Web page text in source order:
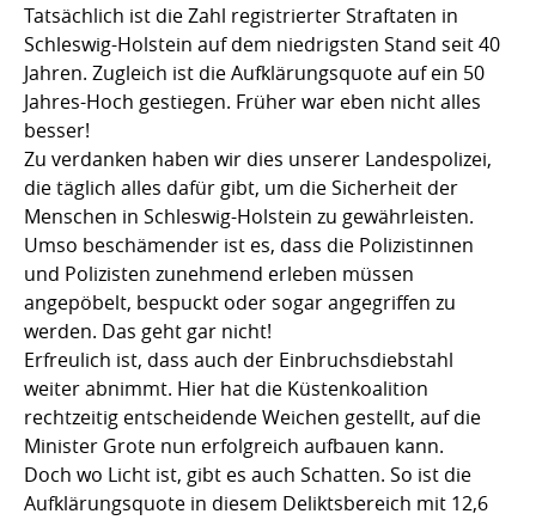
Tatsächlich ist die Zahl registrierter Straftaten in
Schleswig-Holstein auf dem niedrigsten Stand seit 40
Jahren. Zugleich ist die Aufklärungsquote auf ein 50
Jahres-Hoch gestiegen. Früher war eben nicht alles
besser!
Zu verdanken haben wir dies unserer Landespolizei,
die täglich alles dafür gibt, um die Sicherheit der
Menschen in Schleswig-Holstein zu gewährleisten.
Umso beschämender ist es, dass die Polizistinnen
und Polizisten zunehmend erleben müssen
angepöbelt, bespuckt oder sogar angegriffen zu
werden. Das geht gar nicht!
Erfreulich ist, dass auch der Einbruchsdiebstahl
weiter abnimmt. Hier hat die Küstenkoalition
rechtzeitig entscheidende Weichen gestellt, auf die
Minister Grote nun erfolgreich aufbauen kann.
Doch wo Licht ist, gibt es auch Schatten. So ist die
Aufklärungsquote in diesem Deliktsbereich mit 12,6